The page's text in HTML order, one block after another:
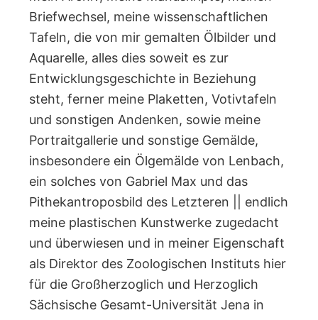
Briefwechsel, meine wissenschaftlichen
Tafeln, die von mir gemalten Ölbilder und
Aquarelle, alles dies soweit es zur
Entwicklungsgeschichte in Beziehung
steht, ferner meine Plaketten, Votivtafeln
und sonstigen Andenken, sowie meine
Portraitgallerie und sonstige Gemälde,
insbesondere ein Ölgemälde von Lenbach,
ein solches von Gabriel Max und das
Pithekantroposbild des Letzteren || endlich
meine plastischen Kunstwerke zugedacht
und überwiesen und in meiner Eigenschaft
als Direktor des Zoologischen Instituts hier
für die Großherzoglich und Herzoglich
Sächsische Gesamt-Universität Jena in